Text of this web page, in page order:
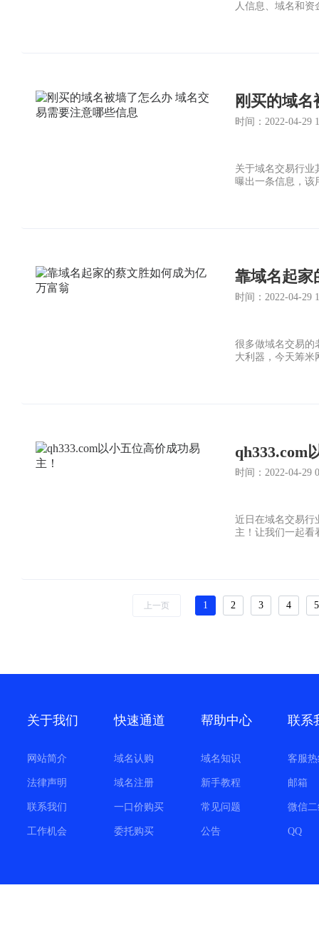
人信息、域名和资
刚买的域
时间：2022-04-29
关于域名交易行业
曝出一条信息，该
靠域名起家
时间：2022-04-29
很多做域名交易的
大利器，今天筹米
qh333.com
时间：2022-04-29
近日在域名交易行
主！让我们一起看
上一页 1 2 3 4 5
关于我们
网站简介
法律声明
联系我们
工作机会
快速通道
域名认购
域名注册
一口价购买
委托购买
帮助中心
域名知识
新手教程
常见问题
公告
联系
客服
邮箱
微信
QQ